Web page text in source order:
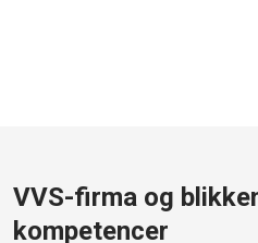
VVS-firma og
kompetencer